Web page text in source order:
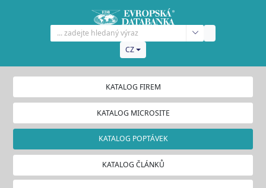
CZ
KATALOG FIREM
KATALOG MICROSITE
KATALOG POPTÁVEK
KATALOG ČLÁNKŮ